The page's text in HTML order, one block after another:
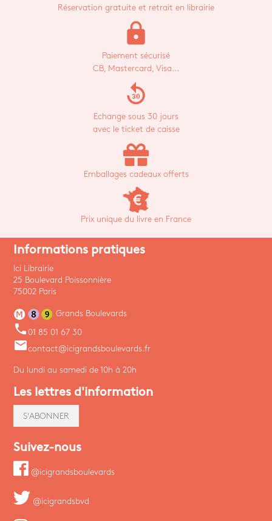
Réservation gratuite et retrait en librairie
lock
Paiement sécurisé
CB, Mastercard, Visa...
replay_30
Echange sous 30 jours
avec le ticket de caisse
Emballages cadeaux offerts
Prix unique du livre en France
Informations pratiques
Ici Librairie
25 Boulevard Poissonnière
75002 Paris
Grands Boulevards
phone 01 85 01 67 30
emailcontact@icigrandsboulevards.fr
Du lundi au samedi de 10h à 20h
Les lettres d'information
S'ABONNER
Suivez-nous
@icigrandsboulevards
@icigrandsbvd